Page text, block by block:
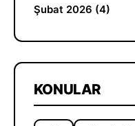
Şubat 2026 (4)
KONULAR